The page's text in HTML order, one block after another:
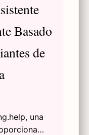
Basado
de
una